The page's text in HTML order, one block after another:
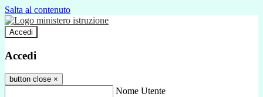
Salta al contenuto
Accedi
Accedi
button close ×
Nome Utente